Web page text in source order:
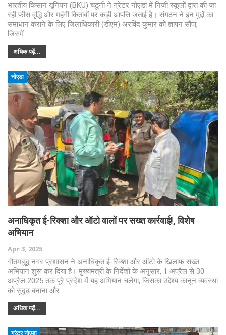
भारतीय किसान यूनियन (BKU) चढूनी ने ग्रेटर नोएडा में निजी स्कूलों द्वारा की जा
रही फीस वृद्धि और महंगी किताबों पर कड़ी आपत्ति जताई है। संगठन ने इन मुद्दों का
समाधान कराने के लिए जिलाधिकारी (डीएम) अरविंद कुमार को ज्ञापन सौंपा,
जिसमें…
अधिक पढ़ें...
नोएडा
अनाधिकृत ई-रिक्शा और ऑटो वालों पर सख्त कार्रवाई!, विशेष
अभियान
Apr 3, 2025
गौतमबुद्ध नगर प्रशासन ने अनाधिकृत ई-रिक्शा और ऑटो के खिलाफ सख्त
अभियान शुरू कर दिया है। मुख्यमंत्री के निर्देशों के अनुसार, 1 अप्रैल से 30
अप्रैल 2025 तक पूरे प्रदेश में यह अभियान चलेगा, जिसका उद्देश्य कानून व्यवस्था
को सुदृढ़ बनाना और…
अधिक पढ़ें...
ग्रेटर नोएडा